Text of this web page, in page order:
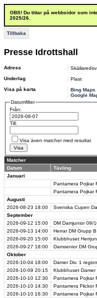
OBS! Du tittar på webbsidor som
2025/26.
Tillbaka
Presse Idrottshall
Adress
Underlag
Plast
Visa på karta
Bing Maps
Google
Datumfilter
Från:
Till:
Visa även matcher med resultat
Matcher
Datum
Tävling
Januari
Pantamera Pojkar
Pantamera Pojkar
Augusti
2026-08-23 18:00 Svenska Cupen
September
2026-09-12 15:00 DM Damjunior 09/
2026-09-13 14:00 Herrar DM Grupp B
2026-09-20 15:00 Klubbhuset
2026-09-27 18:00 Damsenior DM
Oktober
2026-10-04 18:00 Damer Div. 1 region
2026-10-09 20:15 Klubbhuset Damer
2026-10-10 12:30 Pantamera Pojkar
2026-10-10 14:30 Pantamera Flickor
2026-10-10 16:30 Pantamera Pojkar